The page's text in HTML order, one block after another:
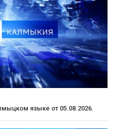
языке от 05.08.2026.